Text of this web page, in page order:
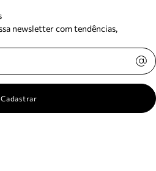
newsletter com tendências,
Cadastrar